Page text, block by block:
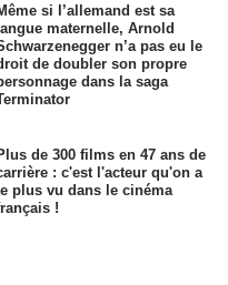
si l’allemand est sa
langue maternelle, Arnold
n’a pas eu le
de doubler son propre
dans la saga
de 300 films en 47 ans de
: c'est l'acteur qu'on a
le plus vu dans le cinéma
!